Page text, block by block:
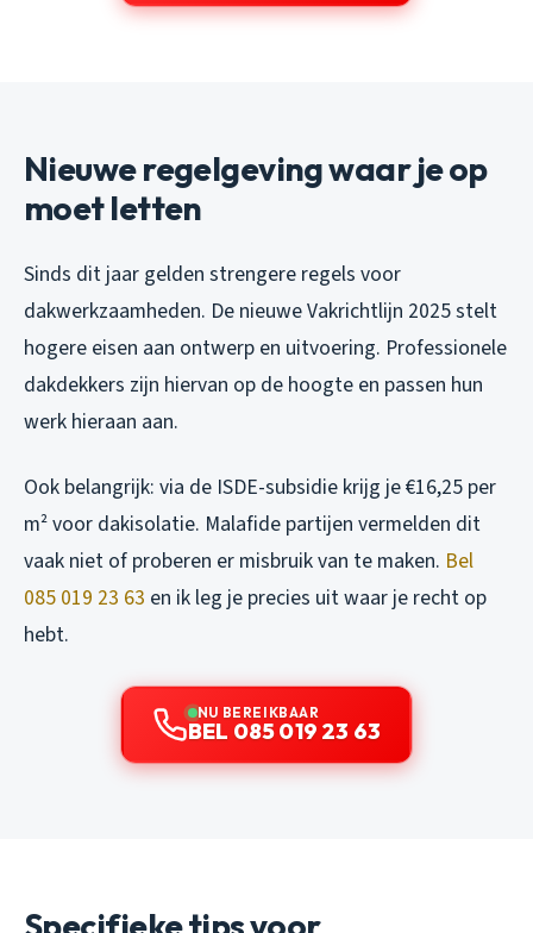
Nieuwe regelgeving waar je op
moet letten
Sinds dit jaar gelden strengere regels voor
dakwerkzaamheden. De nieuwe Vakrichtlijn 2025 stelt
hogere eisen aan ontwerp en uitvoering. Professionele
dakdekkers zijn hiervan op de hoogte en passen hun
werk hieraan aan.
Ook belangrijk: via de ISDE-subsidie krijg je €16,25 per
m² voor dakisolatie. Malafide partijen vermelden dit
vaak niet of proberen er misbruik van te maken. Bel
085 019 23 63 en ik leg je precies uit waar je recht op
hebt.
NU BEREIKBAAR
BEL 085 019 23 63